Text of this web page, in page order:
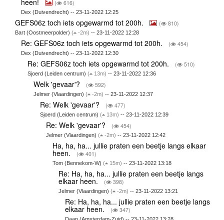
( 616)
Dex (Duivendrecht) -- 23-11-2022 12:25
GEFS06z toch iets opgewarmd tot 200h. ( 810)
Bart (Oostmeerpolder) ( -2m) -- 23-11-2022 12:28
Re: GEFS06z toch iets opgewarmd tot 200h. ( 454)
Dex (Duivendrecht) -- 23-11-2022 12:30
Re: GEFS06z toch iets opgewarmd tot 200h. ( 510)
Sjoerd (Leiden centrum) ( 13m) -- 23-11-2022 12:36
Welk 'gevaar'? ( 592)
Jelmer (Vlaardingen)( -2m) -- 23-11-2022 12:37
Re: Welk 'gevaar'? ( 477)
Sjoerd (Leiden centrum) ( 13m) -- 23-11-2022 12:39
Re: Welk 'gevaar'? ( 454)
Jelmer (Vlaardingen)( -2m) -- 23-11-2022 12:42
Ha, ha, ha... jullie praten een beetje langs elkaar
heen. ( 401)
Tom (Bennekom-W) ( 15m) -- 23-11-2022 13:18
Re: Ha, ha, ha... jullie praten een beetje langs
elkaar heen. ( 398)
Jelmer (Vlaardingen)( -2m) -- 23-11-2022 13:21
Re: Ha, ha, ha... jullie praten een beetje langs
elkaar heen. ( 347)